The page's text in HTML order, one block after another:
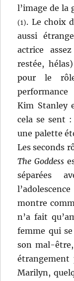
l’image de la
(1). Le choix
aussi
actrice
restée,
pour le
Kim Stanley
cela se sent
une palette
Les seconds
The Goddess
séparées
montre
n’a fait
femme qui
son mal-
Marilyn,